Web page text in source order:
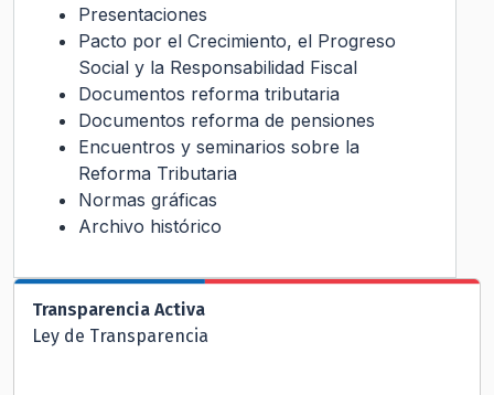
Presentaciones
Pacto por el Crecimiento, el Progreso
Social y la Responsabilidad Fiscal
Documentos reforma tributaria
Documentos reforma de pensiones
Encuentros y seminarios sobre la
Reforma Tributaria
Normas gráficas
Archivo histórico
Transparencia Activa
Ley de Transparencia